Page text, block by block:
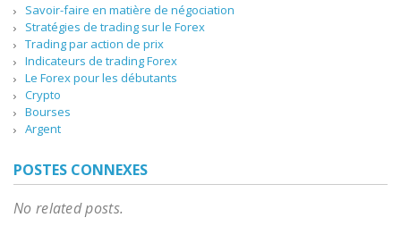
Savoir-faire en matière de négociation
Stratégies de trading sur le Forex
Trading par action de prix
Indicateurs de trading Forex
Le Forex pour les débutants
Crypto
Bourses
Argent
POSTES CONNEXES
No related posts.